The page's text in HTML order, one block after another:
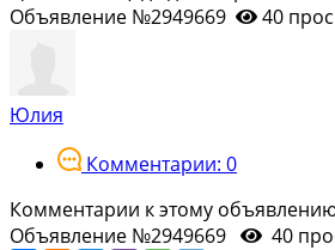
Объявление №2949669
40
Юлия
Комментарии: 0
Комментарии к этому
Объявление №2949669
40